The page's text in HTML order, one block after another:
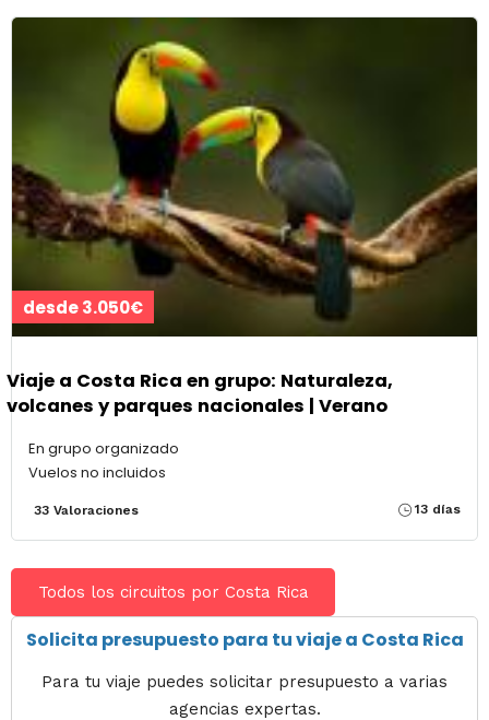
desde 3.050€
Viaje a Costa Rica en grupo: Naturaleza,
volcanes y parques nacionales | Verano
En grupo organizado
Vuelos no incluidos
33 Valoraciones 13 días
Todos los circuitos por Costa Rica
Solicita presupuesto para tu viaje a Costa Rica
Para tu viaje puedes solicitar presupuesto a varias
agencias expertas.